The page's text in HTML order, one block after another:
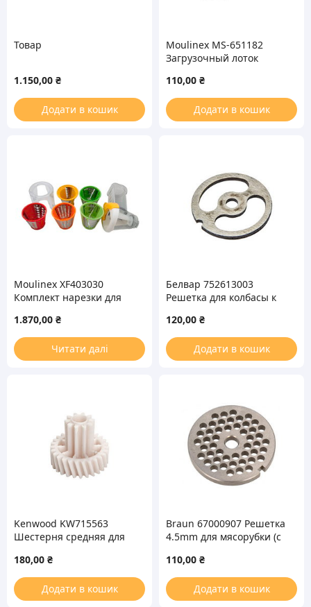
Товар
1.150,00 ₴
Додати в кошик
Moulinex MS-651182
Загрузочный лоток
мясорубки
110,00 ₴
Додати в кошик
Moulinex XF403030
Комплект нарезки для
1.870,00 ₴
Читати далі
Белвар 752613003
Решетка для колбасы к
120,00 ₴
Додати в кошик
Kenwood KW715563
Шестерня средняя для
180,00 ₴
Додати в кошик
Braun 67000907 Решетка
4.5mm для мясорубки (с
110,00 ₴
Додати в кошик